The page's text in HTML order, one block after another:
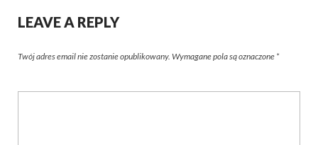
LEAVE A REPLY
Twój adres email nie zostanie opublikowany. Wymagane pola są oznaczone *